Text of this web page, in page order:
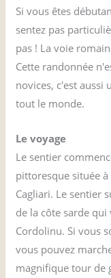
Si vous êtes
sentez pas
pas ! La voie
Cette randonnée
novices, c'est aussi
tout le monde.
Le voyage
Le sentier
pittoresque située
Cagliari. Le sentier
de la côte sarde
Cordolinu. Si vous
vous pouvez
magnifique tour de